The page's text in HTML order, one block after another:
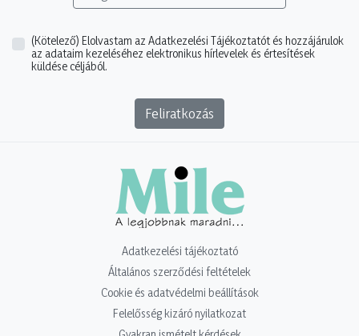
(Kötelező) Elolvastam az Adatkezelési Tájékoztatót és hozzájárulok
az adataim kezeléséhez elektronikus hírlevelek és értesítések
küldése céljából.
Feliratkozás
Adatkezelési tájékoztató
Általános szerződési feltételek
Cookie és adatvédelmi beállítások
Felelősség kizáró nyilatkozat